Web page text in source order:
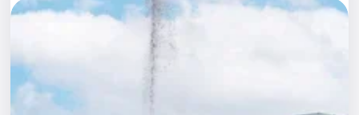
Квесты
Экскурсии